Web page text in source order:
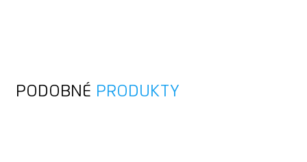
PODOBNÉ PRODUKTY